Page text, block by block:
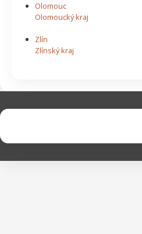
Olomouc
Olomoucký kraj
Zlín
Zlínský kraj